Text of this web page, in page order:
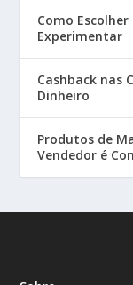
Como
Experimentar
Cashback nas
Dinheiro
Produtos de
Vendedor é